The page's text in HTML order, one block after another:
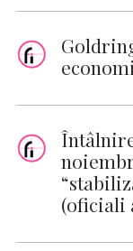
(oficiali